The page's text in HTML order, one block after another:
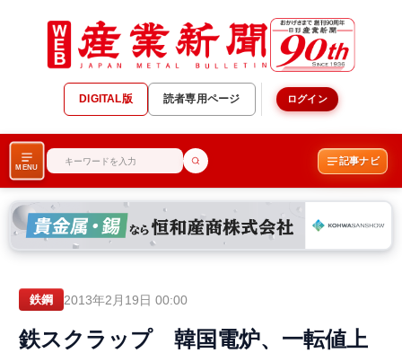
DIGITAL版 読者専用ページ ログイン
MENU
記事ナビ
鉄鋼 2013年2月19日 00:00
鉄スクラップ 韓国電炉、一転値上